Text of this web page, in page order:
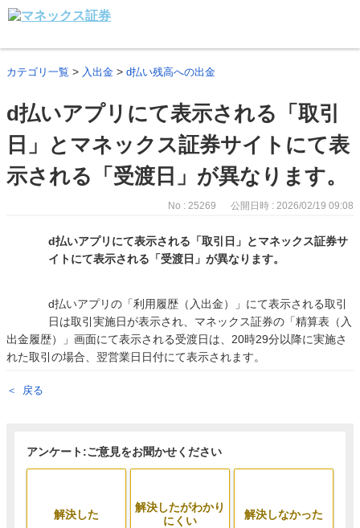
カテゴリ一覧 > 入出金 > d払い残高への出金
d払いアプリにて表示される「取引
日」とマネックス証券サイトにて表
示される「受渡日」が異なります。
No : 25269 公開日時 : 2026/02/19 09:08
d払いアプリにて表示される「取引日」とマネックス証券サ
イトにて表示される「受渡日」が異なります。
d払いアプリの「利用履歴（入出金）」にて表示される取引
日は取引実施日が表示され、マネックス証券の「精算表（入
出金履歴）」画面にて表示される受渡日は、20時29分以降に実施さ
れた取引の場合、翌営業日日付にて表示されます。
戻る
アンケート:ご意見をお聞かせください
解決した
解決したがわかり
にくい
解決しなかった